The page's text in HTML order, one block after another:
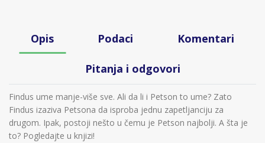
Opis Podaci Komentari
Pitanja i odgovori
Findus ume manje-više sve. Ali da li i Petson to ume? Zato
Findus izaziva Petsona da isproba jednu zapetljanciju za
drugom. Ipak, postoji nešto u čemu je Petson najbolji. A šta je
to? Pogledajte u knjizi!